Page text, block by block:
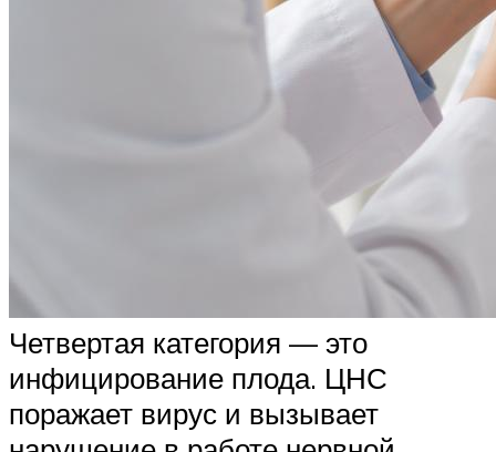
Четвертая категория — это
инфицирование плода. ЦНС
поражает вирус и вызывает